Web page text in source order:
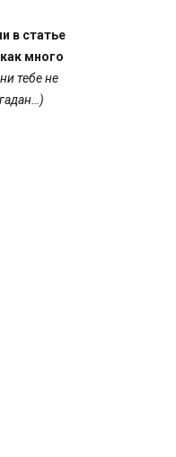
в статье
много
тебе не